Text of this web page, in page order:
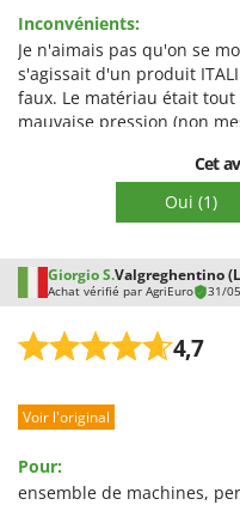
produit.
Qualité / Prix
Facilité de montage
Emballage
Inconvénients:
Je n'aimais pas qu'on se
s'agissait d'un produit
faux. Le matériau était
mauvaise pression (non
mon travail. période,
technicien, mais je ne
un produit ITALIEN. En
domestiques. Je regrette
que j'avais auparavant.
savoir si ce sont des
imitations bon marché
déçu !
Cet
Oui (1)
Giorgio S.Valgreghentino
Achat vérifié par AgriEuro 31/
4,7
Prestations
Qualité / Prix
Voir l'original
Pour:
ensemble de machines,